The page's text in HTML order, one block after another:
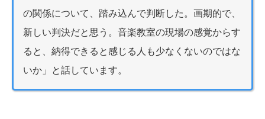
の関係について、踏み込んで判断した。画期的で、
新しい判決だと思う。音楽教室の現場の感覚からす
ると、納得できると感じる人も少なくないのではな
いか」と話しています。